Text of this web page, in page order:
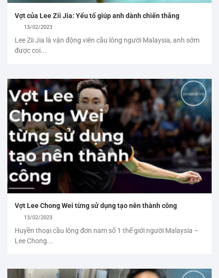
Vợt của Lee Zii Jia: Yếu tố giúp anh dành chiến thắng
13/02/2023
Lee Zii Jia là vận động viên cầu lông người Malaysia, anh sớm
được coi...
Vợt Lee Chong Wei từng sử dụng tạo nên thành công
13/02/2023
Huyền thoại cầu lông đơn nam số 1 thế giới người Malaysia –
Lee Chong...